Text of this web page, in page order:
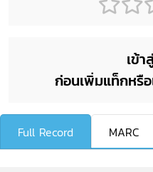
เข้า
ก่อนเพิ่มแท็กหรื
Full Record MARC